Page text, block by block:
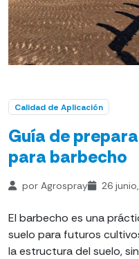
Calidad de Aplicación
Guía de
para barbecho
por Agrospray 26
El barbecho es una
suelo para futuros
la estructura del suelo,